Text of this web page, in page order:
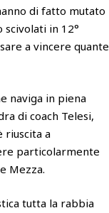
di fatto mutato
in 12°
a vincere quante
naviga in piena
di coach Telesi,
riuscita a
particolarmente
Mezza.
tutta la rabbia